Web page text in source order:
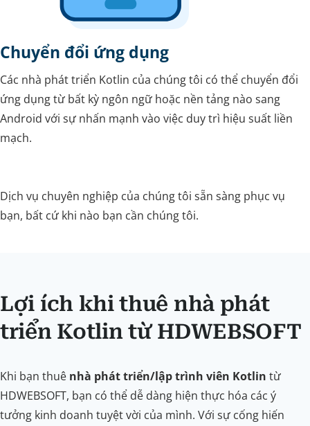
Chuyển đổi ứng dụng
Các nhà phát triển Kotlin của chúng tôi có thể chuyển đổi
ứng dụng từ bất kỳ ngôn ngữ hoặc nền tảng nào sang
Android với sự nhấn mạnh vào việc duy trì hiệu suất liền
mạch.
Dịch vụ chuyên nghiệp của chúng tôi sẵn sàng phục vụ
bạn, bất cứ khi nào bạn cần chúng tôi.
Lợi ích khi thuê nhà phát
triển Kotlin từ HDWEBSOFT
Khi bạn thuê nhà phát triển/lập trình viên Kotlin từ
HDWEBSOFT, bạn có thể dễ dàng hiện thực hóa các ý
tưởng kinh doanh tuyệt vời của mình. Với sự cống hiến